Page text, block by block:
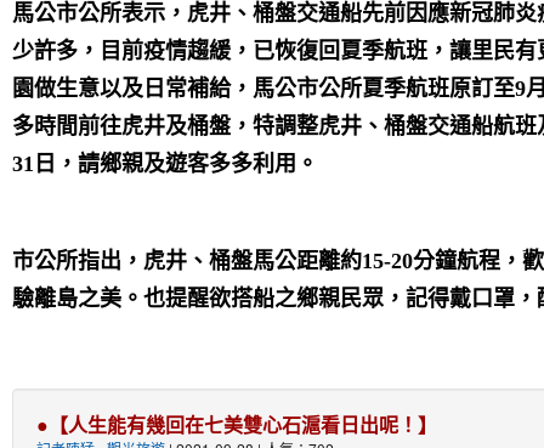
馬公市公所表示，虎井、桶盤交通船先前因應新冠肺
少許多，目前疫情趨緩，已恢復回夏季航班，讓里民
園做生意以及日常補給，馬公市公所夏季航班原訂至9
多時間前往虎井及桶盤，特調整虎井、桶盤交通船航
31 日 ，請鄉親及遊客多多利用。
市公所指出，虎井、桶盤馬公距離約15-20分鐘航程，
驗離島之美。也提醒欲搭船之鄉親民眾，記得戴口罩
●【人生能有幾回在七美雙心石滬看日出呢！】